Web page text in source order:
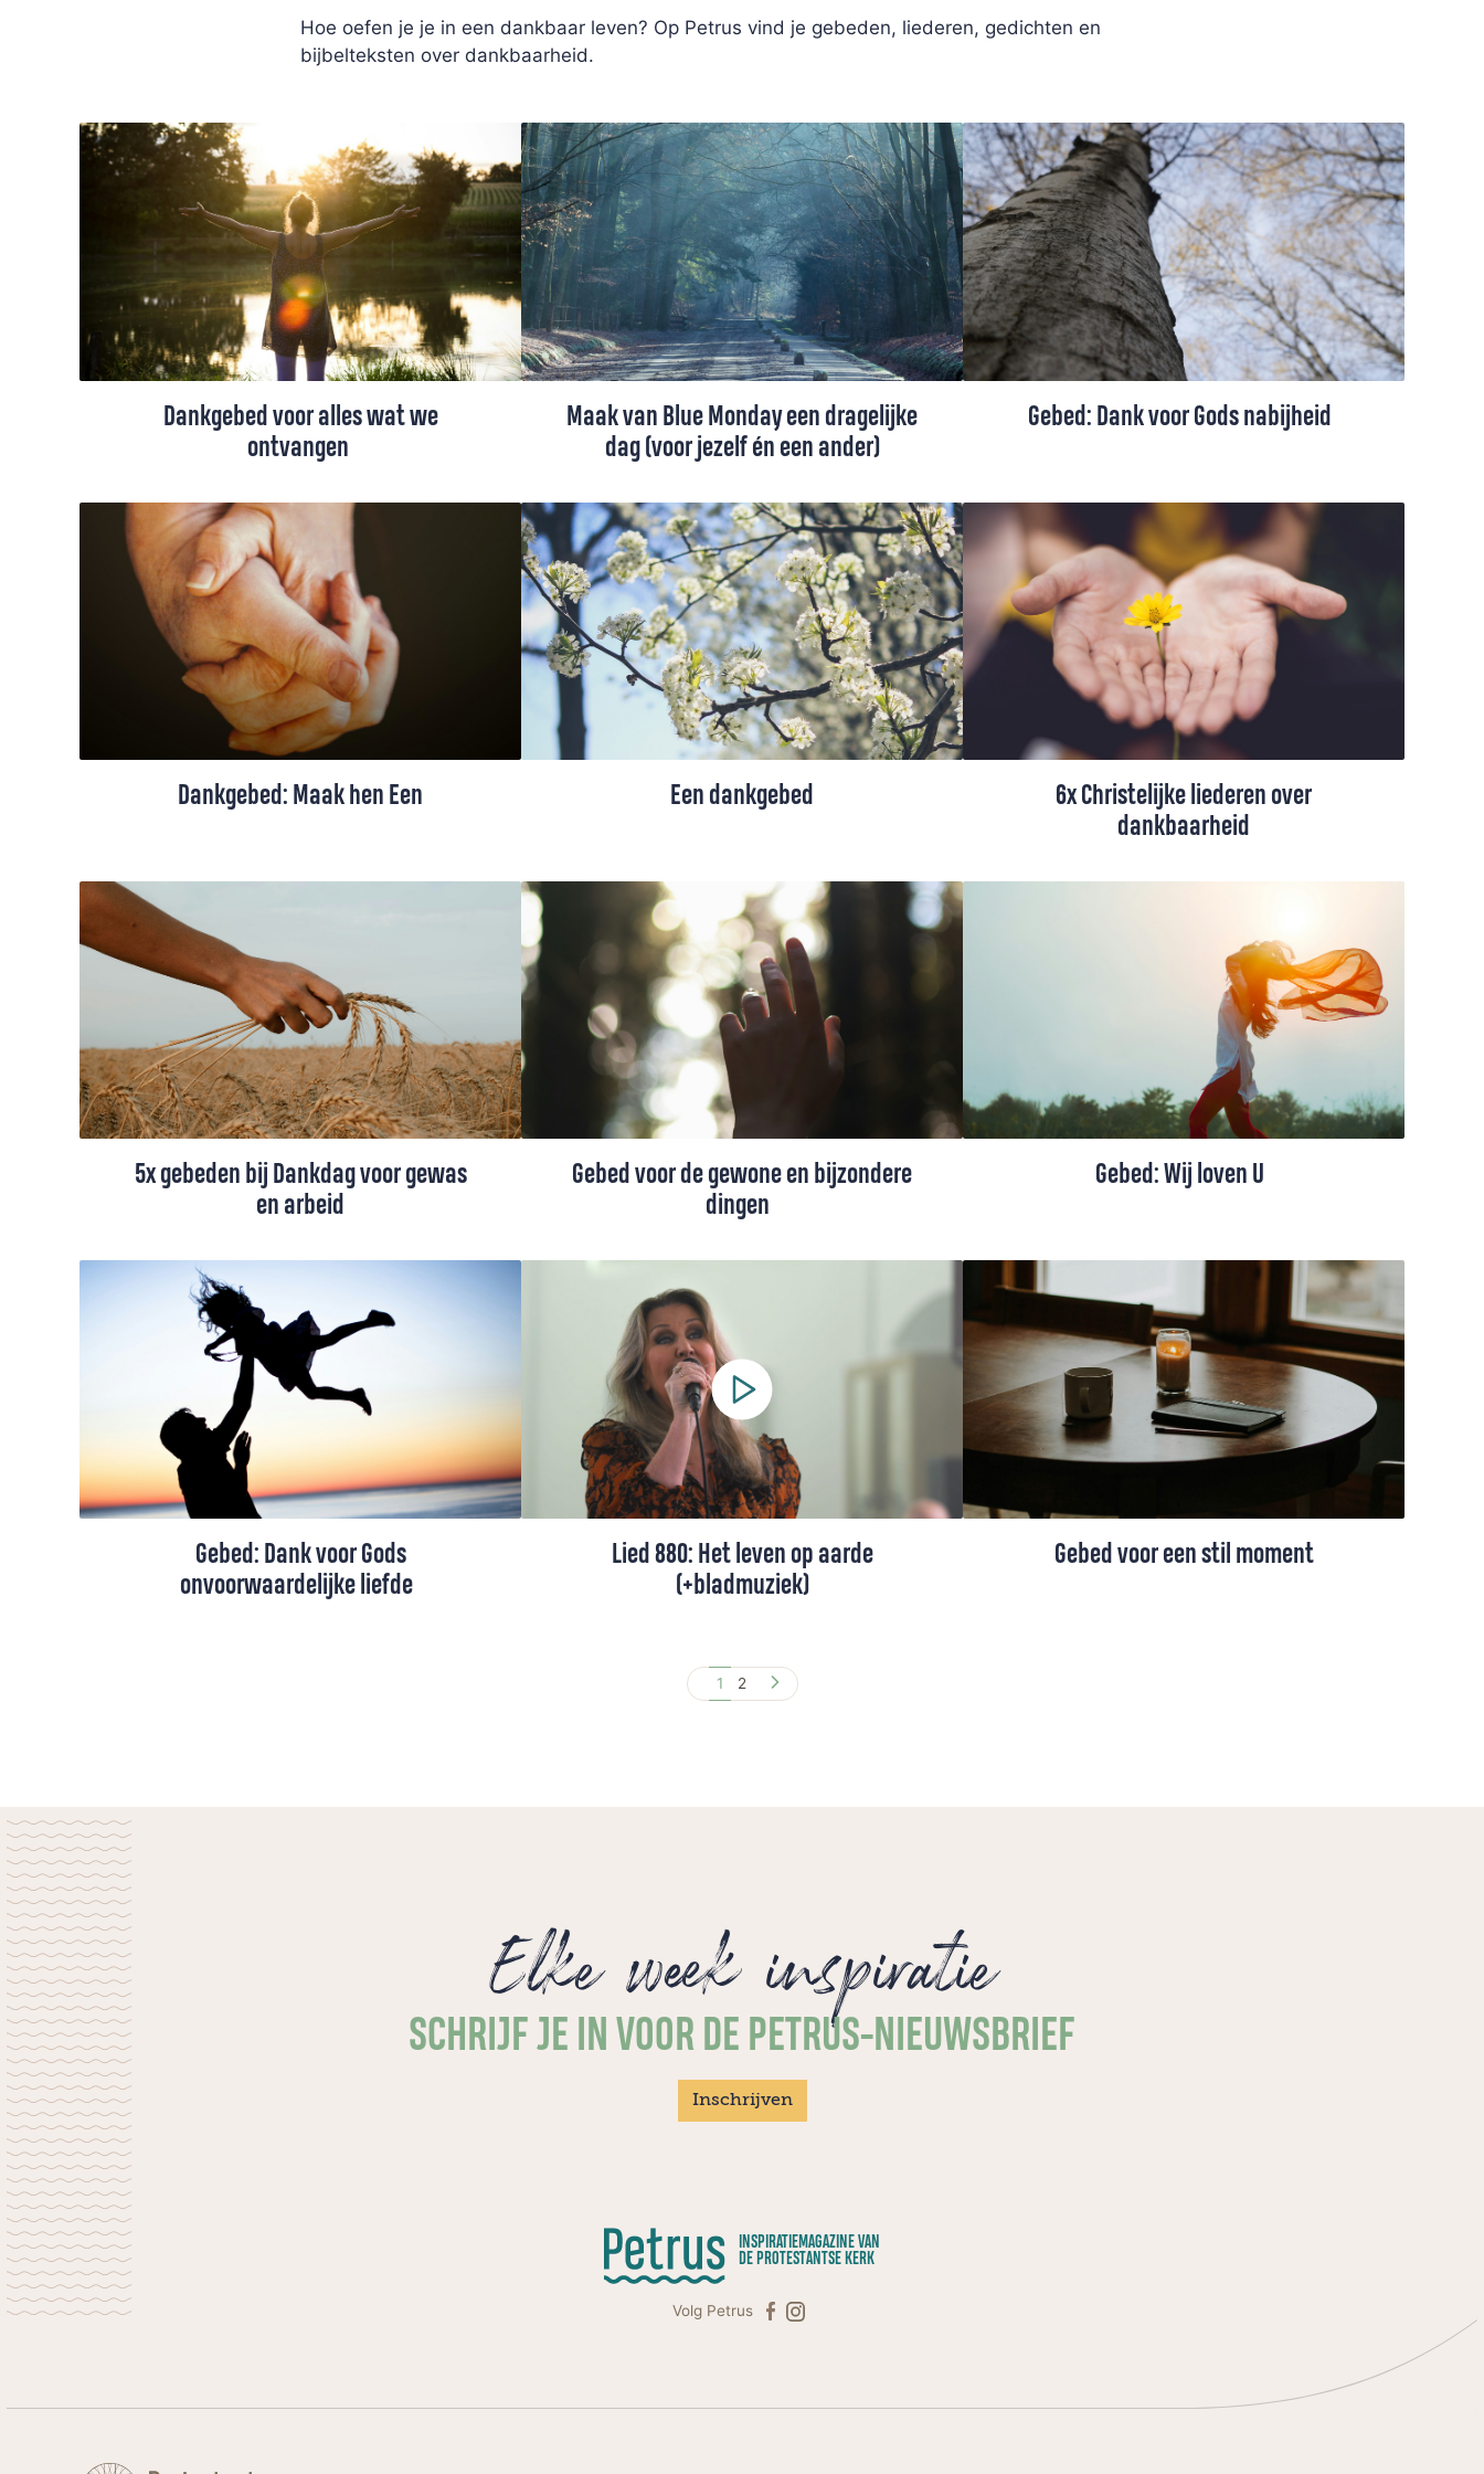
Hoe oefen je je in een dankbaar leven? Op Petrus vind je gebeden, liederen, gedichten en
bijbelteksten over dankbaarheid.
Dankgebed voor alles wat we
ontvangen
Dit gebed spreekt onze diepe
dankbaarheid uit voor Gods grootheid en
nabijheid. We danken Hem voor de
zegeningen van vrijheid en vrede.
Maak van Blue Monday een dragelijke
dag (voor jezelf én een ander)
De feestdagen zijn voorbij, we zitten
alweer halverwege januari. Buiten is het
grijs en koud en je weet dat de winter nog
niet voorbij is. Een paar tips die je helpen
om van deze dag een dragelijke dag te
maken.
Gebed: Dank voor Gods nabijheid
voor Gods voortdurende aanwezigheid in
Dankgebed: Maak hen Een Een dankgebed
6x Christelijke liederen over
dankbaarheid
Danken voor de dag, voor beterschap,
gezellige avond met vrienden… Er zijn veel
redenen om dankbaar te zijn. Met deze
christelijke liederen kun je je dankbaarheid
uiten naar God.
5x gebeden bij Dankdag voor gewas
en arbeid
Vier Dankdag met vijf gebeden die
dankbaarheid tonen voor oogst, arbeid en
de schepping. Woorden van lof en zorg
voor mens, dier en aarde in Gods licht.
Gebed voor de gewone en bijzondere
dingen
Dit gebed nodigt ons uit om dankbaar te
zijn voor de eenvoudige dingen van het
leven die vaak vanzelfsprekend lijken. We
danken God voor de natuur, de liefde van
mensen, de vrijheid en de vrede die we
mogen ervaren.
Gebed: Wij loven U
dankbaarheid voor de schoonheid en
vreugde die God in de wereld heeft
gebracht.
Gebed: Dank voor Gods
onvoorwaardelijke liefde
Lied 880: Het leven op aarde
(+bladmuziek)
gezongen door Petra Berger.
Gebed voor een stil moment
1 2
Elke week inspiratie
SCHRIJF JE IN VOOR DE PETRUS-NIEUWSBRIEF
Inschrijven
INSPIRATIEMAGAZINE VAN
DE PROTESTANTSE KERK
Volg Petrus